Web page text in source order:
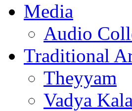
Media
Audio
Traditional
Theyyam
Vadya Kala